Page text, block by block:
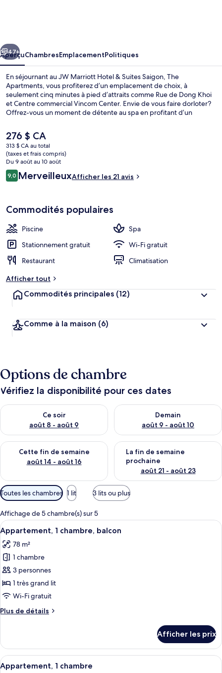
&
Suites
Saigon,
The
Apartments
Suivant
47+
AperçuChambresEmplacementPolitiques
En séjournant au JW Marriott Hotel & Suites Saigon, The
Apartments, vous profiterez d’un emplacement de choix, à
seulement cinq minutes à pied d’attraits comme Rue de Dong Khoi
et Centre commercial Vincom Center. Envie de vous faire dorloter?
Offrez-vous un moment de détente au spa en profitant d’un
ensuite à la cuisine internationale de JW Café, un des 2 restaurants.
Parmi les autres commodités offertes à cet hôtel de luxe figurent
une piscine extérieure, un bar-salon et un centre d’entraînement
physique. Le transport en commun se trouve à proximité : Opera
House Station est à seulement 11 minutes à pied.
Le
prix
actuel
est
de 276 $ CA
276 $ CA
313 $ CA au total
(taxes et frais compris)
Du 9 août au 10 août
Avis
9,09,0 sur 10 –
MerveilleuxAfficher les 21 avis
Commodités populaires
Piscine
Spa
Stationnement gratuit
Wi-Fi gratuit
Restaurant
Climatisation
Afficher tout
Commodités principales (12)
Comme à la maison (6)
Options de chambre
Vérifiez la disponibilité pour ces dates
Ce soir
août 8 - août 9
Vérifier la disponibilité pour ce soir août 8 - août 9
Demain
août 9 - août 10
Vérifier la disponibilité pour
Cette fin de semaine
août 14 - août 16
Vérifier la disponibilité pour cette fin de semaine août 14 -
La fin de semaine
prochaine
août 21 - août 23
Vérifier la disponibilité pour
Filtres
disponibles
pour
les
chambres
Toutes les chambres 1 lit 3 lits ou plus
Affichage de 5 chambre(s) sur 5
Afficher
toutes
les
photos
pour
ce
type
chambre :
chambre,
balcon
Une cuisine moderne dotée d’un îlot
3
Appartement, 1 chambre, balcon
78 m²
1 chambre
3 personnes
1 très grand lit
Wi-Fi gratuit
Plus de détails
Plus
Appartement,
chambre,
Afficher les prix
Afficher
Une cuisine moderne dotée d’un îlot
2
Appartement, 1 chambre